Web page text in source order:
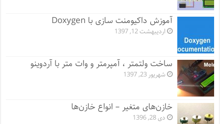
آموزش داکیومنت سازی با Doxygen
اردیبهشت 12, 1397
ساخت ولتمتر ، آمپرمتر و وات متر با آردوینو
شهریور 23, 1397
خازن‌های متغیر – انواع خازن‌ها
دی 28, 1396